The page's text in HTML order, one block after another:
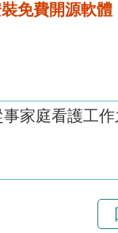
免費開源軟
家庭看護工